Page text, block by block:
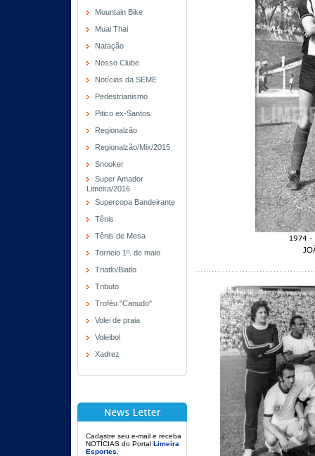
Mountain Bike
Muai Thai
Natação
Nosso Clube
Notícias da SEME
Pedestrianismo
Pitico ex-Santos
Regionalzão
Regionalzão/Mix/2015
Snooker
Super Amador
Limeira/2016
Supercopa Bandeirante
Tênis
Tênis de Mesa
Torneio 1º. de maio
Triatlo/Biatlo
Tributo
Troféu "Canudo"
Volei de praia
Voleibol
Xadrez
Cadastre seu e-mail e receba
NOTÍCIAS do Portal Limeira
Esportes